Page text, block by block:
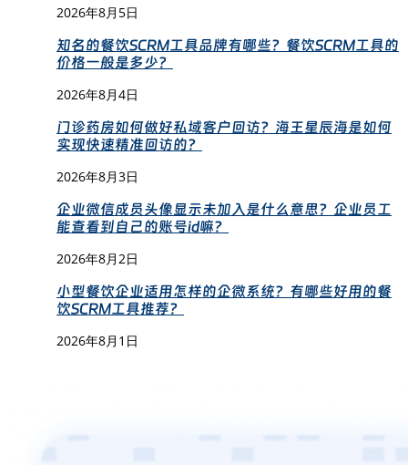
2026年8月5日
知名的餐饮SCRM工具品牌有哪些？餐饮SCRM工具的
价格一般是多少？
2026年8月4日
门诊药房如何做好私域客户回访？海王星辰海是如何
实现快速精准回访的？
2026年8月3日
企业微信成员头像显示未加入是什么意思？企业员工
能查看到自己的账号id嘛？
2026年8月2日
小型餐饮企业适用怎样的企微系统？有哪些好用的餐
饮SCRM工具推荐？
2026年8月1日